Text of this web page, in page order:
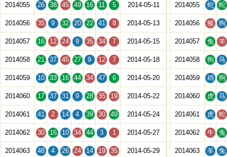
2014055 26 38 45 49 16 11 5 2014-05-11
2014056 35 9 32 20 22 41 8 2014-05-13
2014057 16 12 24 9 35 34 7 2014-05-15
2014058 21 37 45 27 9 12 7 2014-05-18
2014059 10 33 16 44 34 47 6 2014-05-20
2014060 17 37 31 9 28 35 19 2014-05-22
2014061 41 2 14 4 39 30 49 2014-05-24
2014062 30 16 10 34 44 3 1 2014-05-27
2014063 48 4 26 24 14 19 35 2014-05-29
2014055 蛇 蛇
2014056 猴 狗
2014057 兔 羊
2014058 狗 马
2014059 鸡 狗
2014060 虎 马
2014061 虎 蛇
2014062 牛 兔
2014063 羊 兔